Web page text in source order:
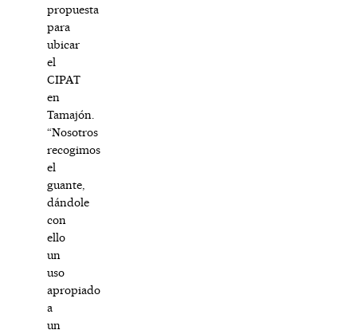
propuesta
para
ubicar
el
CIPAT
en
Tamajón.
“Nosotros
recogimos
el
guante,
dándole
con
ello
un
uso
apropiado
a
un